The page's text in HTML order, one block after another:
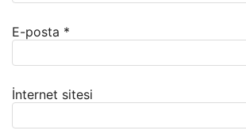
E-posta *
İnternet sitesi